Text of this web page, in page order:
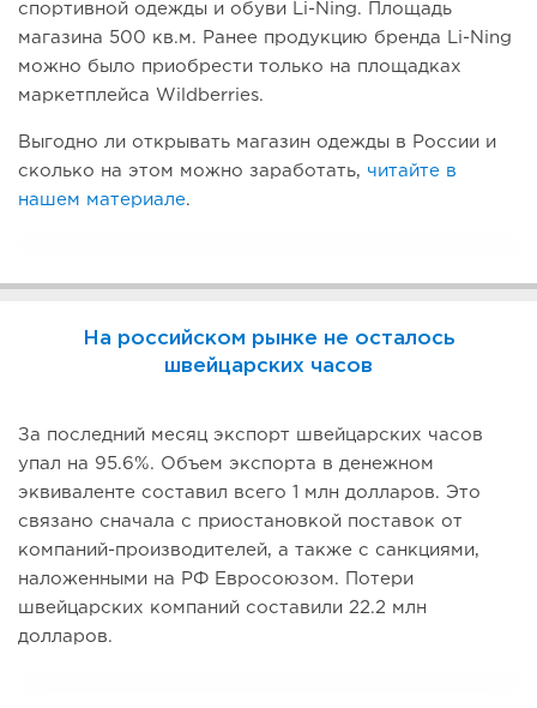
спортивной одежды и обуви Li-Ning. Площадь
магазина 500 кв.м. Ранее продукцию бренда Li-Ning
можно было приобрести только на площадках
маркетплейса Wildberries.
Выгодно ли открывать магазин одежды в России и
сколько на этом можно заработать, читайте в
нашем материале.
На российском рынке не осталось
швейцарских часов
За последний месяц экспорт швейцарских часов
упал на 95.6%. Объем экспорта в денежном
эквиваленте составил всего 1 млн долларов. Это
связано сначала с приостановкой поставок от
компаний-производителей, а также с санкциями,
наложенными на РФ Евросоюзом. Потери
швейцарских компаний составили 22.2 млн
долларов.